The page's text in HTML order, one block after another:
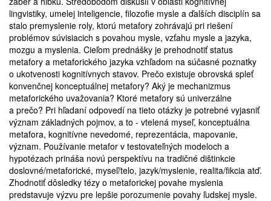
lingvistiky, umelej inteligencie, filozofie mysle a ďalších disciplín sa
stalo premyslenie roly, ktorú metafory zohrávajú pri riešení
problémov súvisiacich s povahou mysle, vzťahu mysle a jazyka,
mozgu a myslenia. Cieľom prednášky je prehodnotiť status
metafory a metaforického jazyka vzhľadom na súčasné poznatky
o ukotvenosti kognitívnych stavov. Prečo existuje obrovská spleť
konvenčnej konceptuálnej metafory? Aký je mechanizmus
metaforického uvažovania? Ktoré metafory sú univerzálne
a prečo? Pri hľadaní odpovedí na tieto otázky je potrebné vyjasniť
význam základných pojmov, a to - vtelená myseľ, konceptuálna
metafora, kognitívne nevedomé, reprezentácia, mapovanie,
význam. Používanie metafor v testovateľných modeloch a
hypotézach prináša novú perspektívu na tradičné dištinkcie
doslovné/metaforické, myseľ/telo, jazyk/myslenie, realita/fikcia atď.
Zhodnotiť dôsledky tézy o metaforickej povahe myslenia
predstavuje výzvu pre lepšie porozumenie povahy ľudskej mysle.